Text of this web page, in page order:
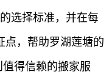
选择标准，并在每
点，帮助罗湖莲塘的
得信赖的搬家服